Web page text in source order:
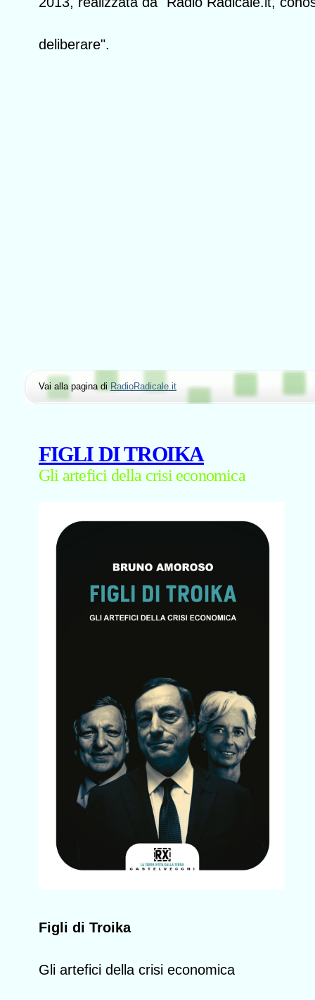
deliberare".
Vai alla pagina di RadioRadicale.it
FIGLI DI TROIKA
Gli artefici della crisi economica
Figli di Troika
Gli artefici della crisi economica